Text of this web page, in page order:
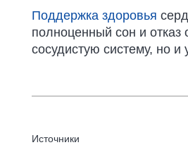
Поддержка здоровья
полноценный сон и отказ
сосудистую систему, но
Источники